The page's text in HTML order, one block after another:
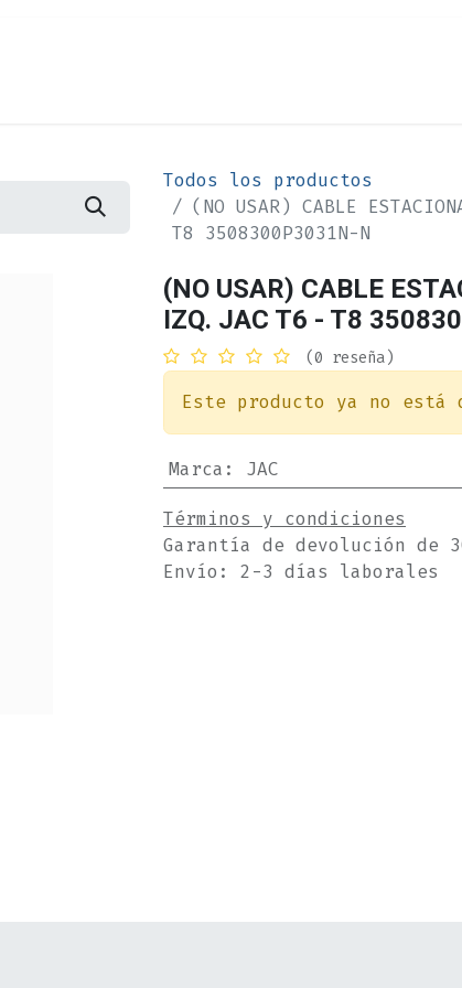
Todos los productos
(NO USAR) CABLE
T8 3508300P3031N-N
(NO USAR) CABLE
IZQ. JAC T6 - T8
(0 reseña)
Este producto ya no está
Marca : JAC
Términos y condiciones
Garantía de devolución de
Envío: 2-3 días laborales